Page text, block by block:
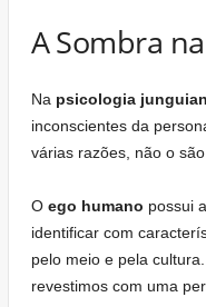
A Sombra
Na psicologia
inconscientes da
várias razões, não o
O ego humano possui
identificar com
pelo meio e pela
revestimos com uma